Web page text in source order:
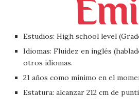
Estudios: High school level
Idiomas: Fluidez en inglés
otros idiomas.
21 años como mínimo en el
Estatura: alcanzar 212 cm de